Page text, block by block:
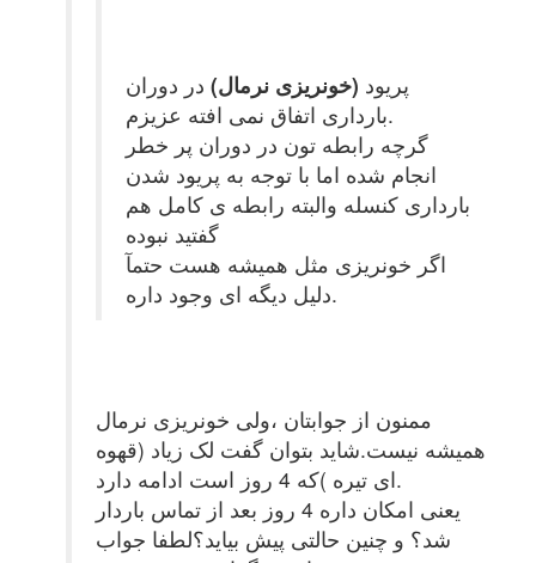
پریود (خونریزی نرمال) در دوران
بارداری اتفاق نمی افته عزیزم.
گرچه رابطه تون در دوران پر خطر
انجام شده اما با توجه به پریود شدن
بارداری کنسله والبته رابطه ی کامل هم
گفتید نبوده
اگر خونریزی مثل همیشه هست حتمآ
دلیل دیگه ای وجود داره.
ممنون از جوابتان ،ولی خونریزی نرمال
همیشه نیست.شاید بتوان گفت لک زیاد (قهوه
ای تیره )که 4 روز است ادامه دارد.
یعنی امکان داره 4 روز بعد از تماس باردار
شد؟ و چنین حالتی پیش بیاید؟لطفا جواب